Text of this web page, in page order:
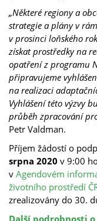
„Některé regiony a
strategie a plány v
v prosinci loňského
získat prostředky na
opatření z programu
připravujeme
na realizaci
Vyhlášení této výzvy
průběh zpracování
Petr Valdman.
Příjem žádostí o
srpna 2020 v 9:00
v Agendovém
životního prostředí
zrealizovány do 30.
Další podrobnosti